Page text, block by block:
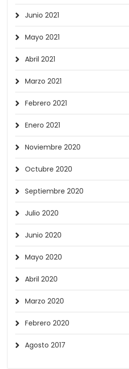
Junio 2021
Mayo 2021
Abril 2021
Marzo 2021
Febrero 2021
Enero 2021
Noviembre 2020
Octubre 2020
Septiembre 2020
Julio 2020
Junio 2020
Mayo 2020
Abril 2020
Marzo 2020
Febrero 2020
Agosto 2017